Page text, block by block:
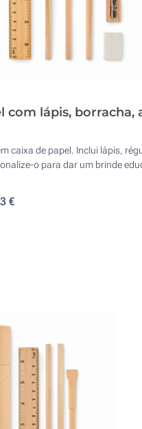
com lápis, borracha,
caixa de papel. Inclui lápis,
o para dar um brinde
€